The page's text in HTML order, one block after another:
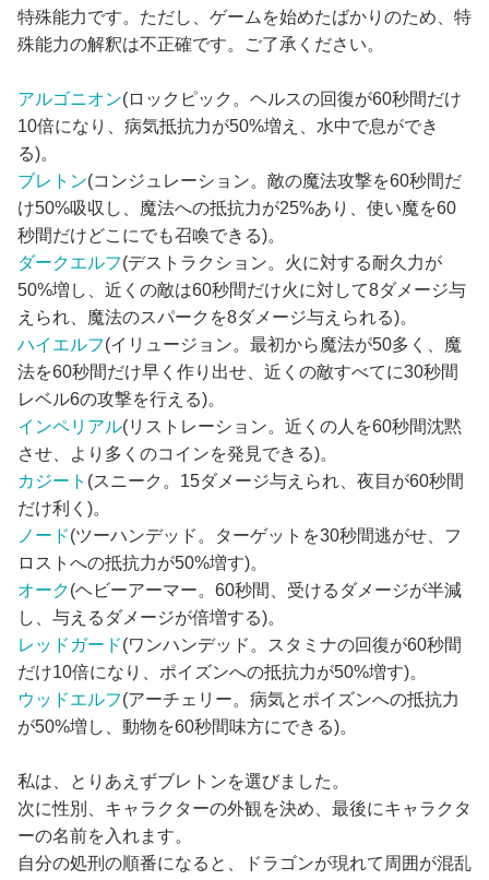
特殊能力です。ただし、ゲームを始めたばかりのため、特
殊能力の解釈は不正確です。ご了承ください。
アルゴニオン(ロックピック。ヘルスの回復が60秒間だけ
10倍になり、病気抵抗力が50%増え、水中で息ができ
る)。
ブレトン(コンジュレーション。敵の魔法攻撃を60秒間だ
け50%吸収し、魔法への抵抗力が25%あり、使い魔を60
秒間だけどこにでも召喚できる)。
ダークエルフ(デストラクション。火に対する耐久力が
50%増し、近くの敵は60秒間だけ火に対して8ダメージ与
えられ、魔法のスパークを8ダメージ与えられる)。
ハイエルフ(イリュージョン。最初から魔法が50多く、魔
法を60秒間だけ早く作り出せ、近くの敵すべてに30秒間
レベル6の攻撃を行える)。
インペリアル(リストレーション。近くの人を60秒間沈黙
させ、より多くのコインを発見できる)。
カジート (スニーク。15ダメージ与えられ、夜目が60秒間
だけ利く)。
ノード(ツーハンデッド。ターゲットを30秒間逃がせ、フ
ロストへの抵抗力が50%増す)。
オーク(ヘビーアーマー。60秒間、受けるダメージが半減
し、与えるダメージが倍増する)。
レッドガード(ワンハンデッド。スタミナの回復が60秒間
だけ10倍になり、ポイズンへの抵抗力が50%増す)。
ウッドエルフ(アーチェリー。病気とポイズンへの抵抗力
が50%増し、動物を60秒間味方にできる)。
私は、とりあえずブレトンを選びました。
次に性別、キャラクターの外観を決め、最後にキャラクタ
ーの名前を入れます。
自分の処刑の順番になると、ドラゴンが現れて周囲が混乱